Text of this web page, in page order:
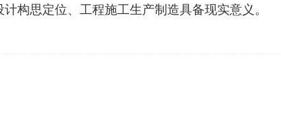
构思定位、工程施工生产制造具备现实意义。